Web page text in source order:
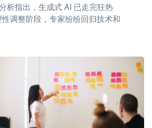
析指出，生成式 AI 已走完狂热
调整阶段，专家纷纷回归技术和